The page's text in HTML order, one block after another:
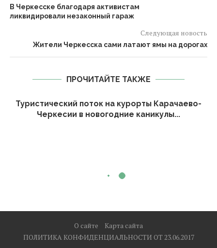
В Черкесске благодаря активистам
ликвидировали незаконный гараж
Следующая новость
Жители Черкесска сами латают ямы на дорогах
ПРОЧИТАЙТЕ ТАКЖЕ
Туристический поток на курорты Карачаево-
Черкесии в новогодние каникулы...
О сайте
Карта сайта
ПОЛИТИКА КОНФИДЕНЦИАЛЬНОСТИ ОТ 23.06.2017